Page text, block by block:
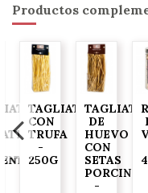
Productos
TAGLIATELLE
CON
TRUFA
-
250G
DE
HUEVO
CON
SETAS
PORCINI
-